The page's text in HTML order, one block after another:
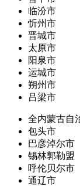
临汾市
忻州市
晋城市
太原市
阳泉市
运城市
朔州市
吕梁市
全内蒙古自
包头市
巴彦淖尔市
锡林郭勒盟
呼伦贝尔市
通辽市